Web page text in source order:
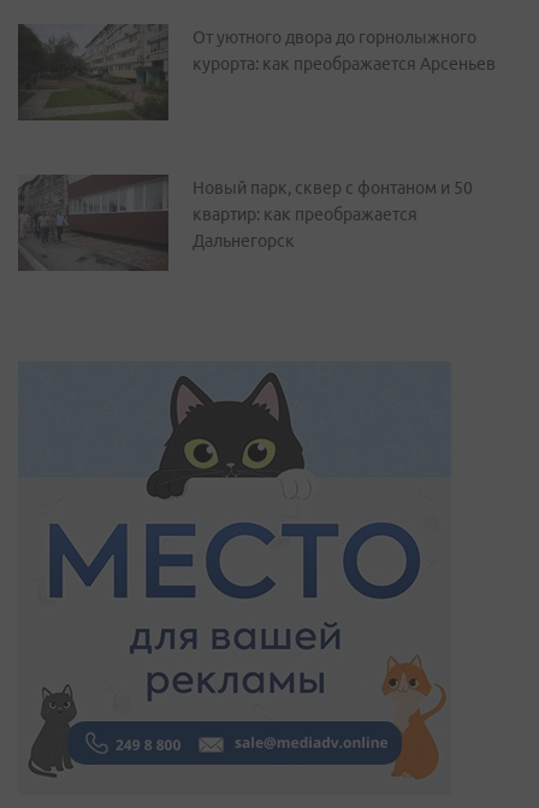
От уютного двора до горнолыжного
курорта: как преображается Арсеньев
Новый парк, сквер с фонтаном и 50
квартир: как преображается
Дальнегорск